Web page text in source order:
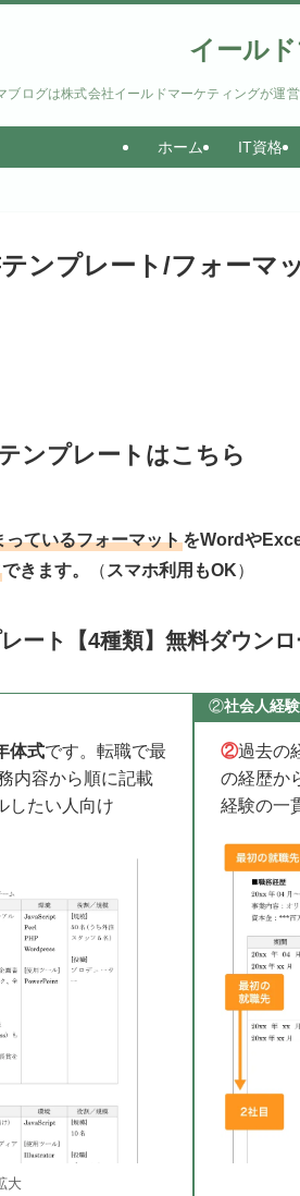
イール
ブログは株式会社イールドマーケティングが運
ホーム IT資格
ンプレート/フォーマ
ンプレートはこちら
ているフォーマットをWordや
できます。 （ スマホ利用もOK）
ート【4種類】無料ダウン
体式です。転職で最
内容から順に記載
したい人向け
大
②社会人経
②過去の
の経歴か
経験の一